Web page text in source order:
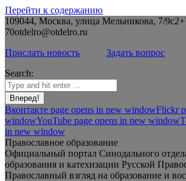
Перейти к содержанию
109044, Москва, улица Мельникова, 7/9с2
70otdelro@otdelro.ru
Прислать новость
Задать вопрос
Search:
Вконтакте page opens in new windowFlickr
windowYouTube page opens in new window
in new window
Православное образование
Официальный портал Синодального
образования и катехизации Русской
Православный взгляд на образование и